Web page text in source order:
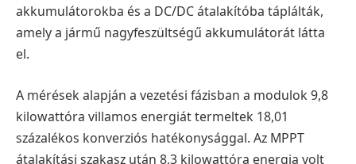
akkumulátorokba és a DC/DC átalakítóba táplálták,
amely a jármű nagyfeszültségű akkumulátorát látta
el.
A mérések alapján a vezetési fázisban a modulok 9,8
kilowattóra villamos energiát termeltek 18,01
százalékos konverziós hatékonysággal. Az MPPT
átalakítási szakasz után 8,3 kilowattóra energia volt